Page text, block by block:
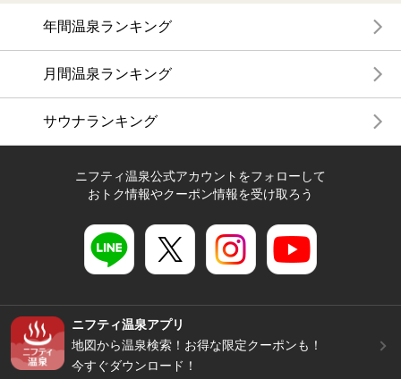
年間温泉ランキング
月間温泉ランキング
サウナランキング
ニフティ温泉公式アカウントをフォローして
おトク情報やクーポン情報を受け取ろう
ニフティ温泉アプリ
地図から温泉検索！お得な限定クーポンも！
今すぐダウンロード！